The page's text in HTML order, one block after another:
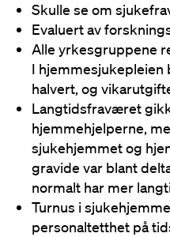
Skulle se om
Evaluert av
Alle yrkesgruppene
I
halvert, og
Langtidsfraværet
hjemmehjelperne,
sjukehjemmet og
gravide var blant
normalt har mer
Turnus i
personaltetthet på